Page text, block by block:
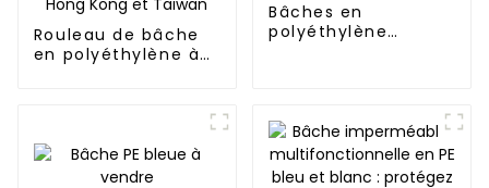
Rouleau de bâche
en polyéthylène à
Myanmar, Hong
Kong et Taïwan
Bâches en
polyéthylène